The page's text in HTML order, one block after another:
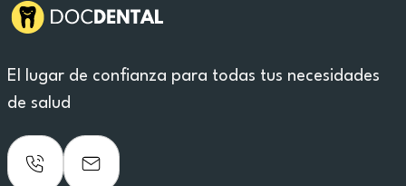
El lugar de confianza para todas tus necesidades
de salud